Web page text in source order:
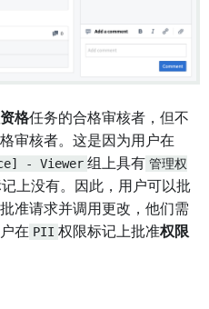
格任务的合格审核者，但不
审核者。这是因为用户在
- Viewer 组上具有 管理权
上没有。因此，用户可以批
准请求并调用更改，他们需
在 PII 权限标记上批准权限